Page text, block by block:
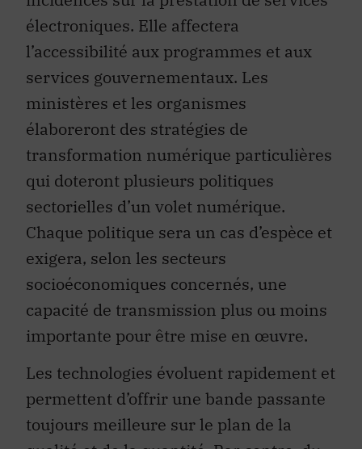
électroniques. Elle affectera
l’accessibilité aux programmes et aux
services gouvernementaux. Les
ministères et les organismes
élaboreront des stratégies de
transformation numérique particulières
qui doteront plusieurs politiques
sectorielles d’un volet numérique.
Chaque politique sera un cas d’espèce et
exigera, selon les secteurs
socioéconomiques concernés, une
capacité de transmission plus ou moins
importante pour être mise en œuvre.
Les technologies évoluent rapidement et
permettent d’offrir une bande passante
toujours meilleure sur le plan de la
qualité et de la quantité. Par contre, du